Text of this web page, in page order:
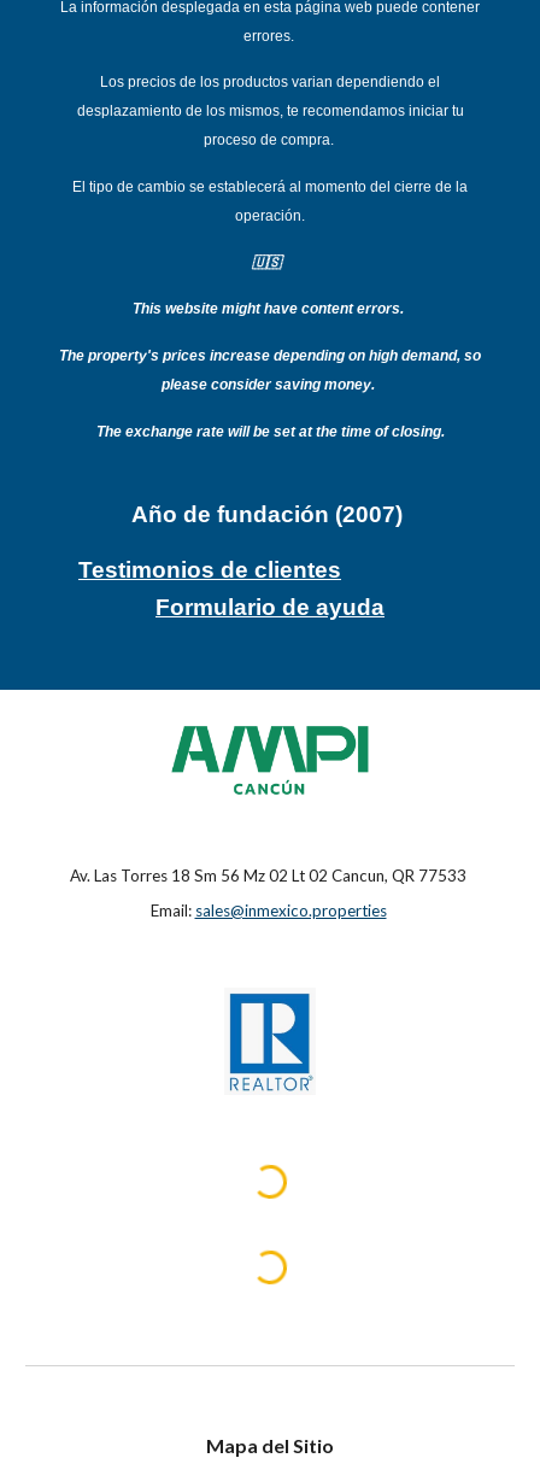
La información desplegada en esta página web puede contener
errores.
Los precios de los productos varian dependiendo el
desplazamiento de los mismos, te recomendamos iniciar tu
proceso de compra.
El tipo de cambio se establecerá al momento del cierre de la
operación.
🇺🇸
This website might have content errors.
The property's prices increase depending on high demand, so
please consider saving money.
The exchange rate will be set at the time of closing.
Año de fundación (2007)
Testimonios de clientes
Formulario de ayuda
Av. Las Torres 18 Sm 56 Mz 02 Lt 02 Cancun, QR 77533
Email: sales@inmexico.properties
Mapa del Sitio